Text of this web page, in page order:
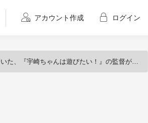
アカウント作成 ログイン
たい！』の監督が語りたい！ 背景美術のメイキング～あにつく2020＜1＞